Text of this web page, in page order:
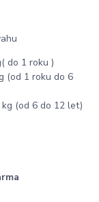
do 1 roku )
(od 1 roku do 6
(od 6 do 12 let)